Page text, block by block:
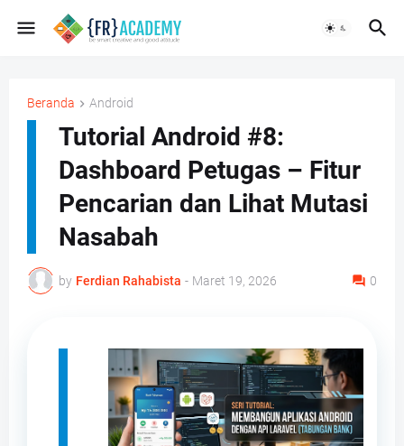
Beranda Android
Tutorial Android #8:
Dashboard Petugas – Fitur
Pencarian dan Lihat Mutasi
Nasabah
by Ferdian Rahabista - Maret 19, 2026 0